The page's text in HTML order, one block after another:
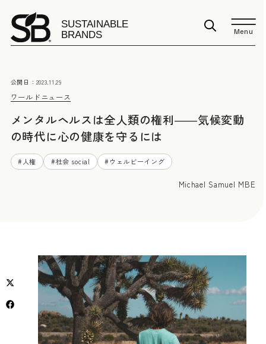
Menu
ワールドニュース
公開日： 2023.11.29
メンタルヘルスは全人類の権利――気候変動
の時代に心の健康を守るには
# 人権 #社会 social #ウェルビーイング
Michael Samuel MBE